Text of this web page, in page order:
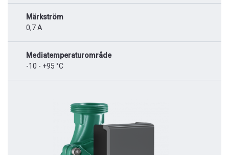
Märkström
0,7 A
Mediatemperaturområde
-10 - +95 °C